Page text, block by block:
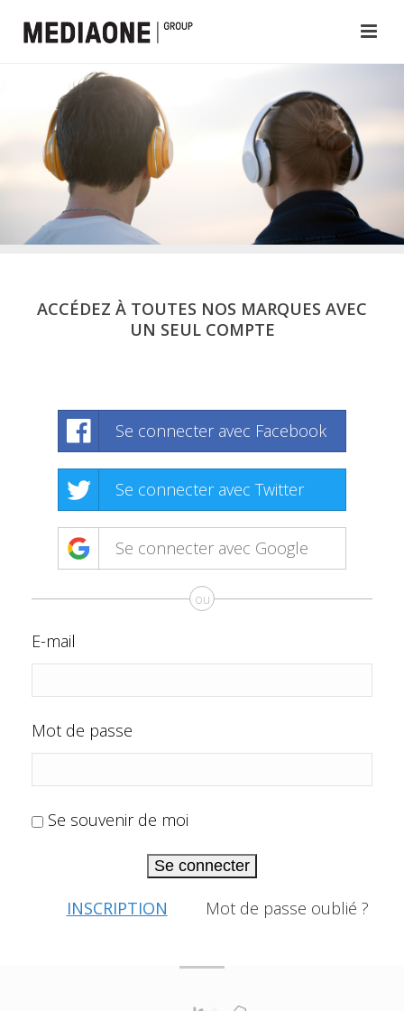
ACCÉDEZ À TOUTES NOS MARQUES AVEC
UN SEUL COMPTE
Se connecter avec Facebook
Se connecter avec Twitter
Se connecter avec Google
ou
E-mail
Mot de passe
Se souvenir de moi
Se connecter
INSCRIPTION Mot de passe oublié ?